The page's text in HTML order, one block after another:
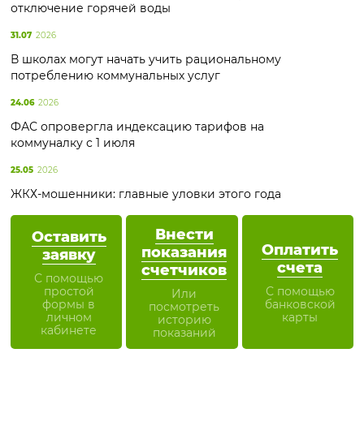
Оставить
заявку
С помощью
простой
формы в
личном
кабинете
Внести
показания
счетчиков
Или
посмотреть
историю
показаний
Оплатить
счета
С помощью
банковской
карты
отключение горячей воды
31.07 2026
В школах могут начать учить рациональному
потреблению коммунальных услуг
24.06 2026
ФАС опровергла индексацию тарифов на
коммуналку с 1 июля
25.05 2026
ЖКХ-мошенники: главные уловки этого года